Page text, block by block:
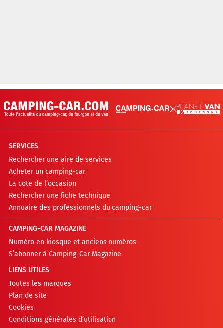
SERVICES
Rechercher une aire de services
Acheter un camping-car
La cote de l’occasion
Rechercher une fiche technique
Annuaire des professionnels du camping-car
CAMPING-CAR MAGAZINE
Numéro en kiosque et anciens numéros
S’abonner à Camping-Car Magazine
LIENS UTILES
Toutes les marques
Plan de site
Cookies
Conditions générales d’utilisation